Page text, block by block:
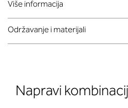
Više informacija
Održavanje i materijali
Napravi